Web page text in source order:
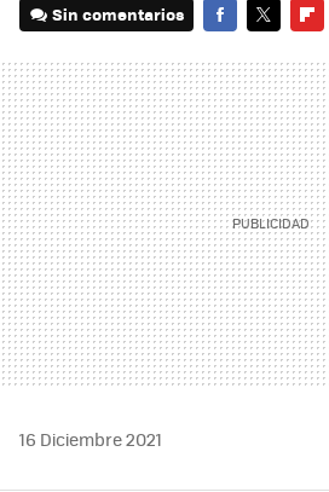
Sin comentarios
16 Diciembre 2021